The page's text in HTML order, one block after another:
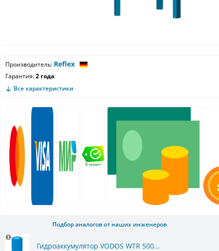
Производитель: Reflex
Гарантия:2 года
Все характеристики
Подбор аналогов от наших инженеров
Гидроаккумулятор VODOS WTR 500...